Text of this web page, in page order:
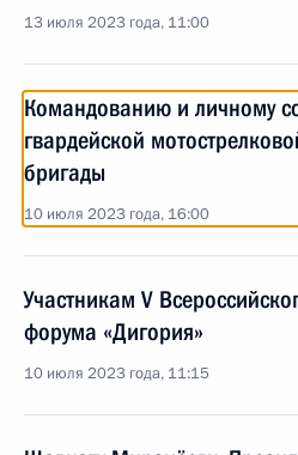
13 июля 2023 года, 11:00
Командованию и личному
гвардейской
бригады
10 июля 2023 года, 16:00
Участникам V
форума «Дигория»
10 июля 2023 года, 11:15